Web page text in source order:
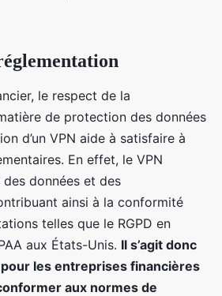
le respect de la
de protection des données
d’un VPN aide à satisfaire à
En effet, le VPN
données et des
ainsi à la conformité
telles que le RGPD en
aux États-Unis. Il s’agit donc
les entreprises financières
aux normes de